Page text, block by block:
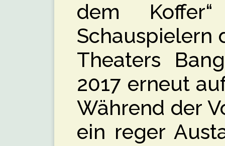
dem
Schauspielern
Theaters
2017 erneut
Während der
ein reger